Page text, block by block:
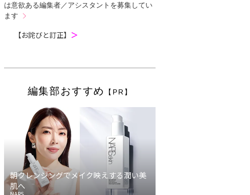
は意欲ある編集者／アシスタントを募集してい
ます
【お詫びと訂正】 ＞
編集部おすすめ 【PR】
朝クレンジングでメイク映えする潤い美
肌へ